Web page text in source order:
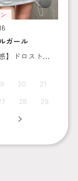
ガール
】ドロスト...
20 21
28 29
Next